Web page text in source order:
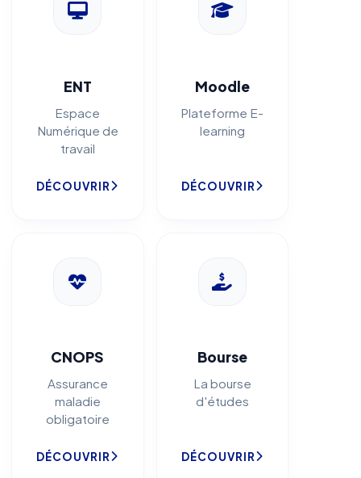
ENT
Espace
Numérique de
travail
DÉCOUVRIR
Moodle
Plateforme E-
learning
DÉCOUVRIR
CNOPS
Assurance
maladie
obligatoire
DÉCOUVRIR
Bourse
La bourse
d'études
DÉCOUVRIR